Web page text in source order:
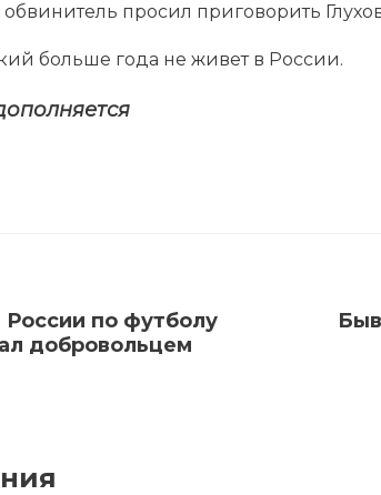
просил приговорить
больше года не живет в России.
по футболу
добровольцем